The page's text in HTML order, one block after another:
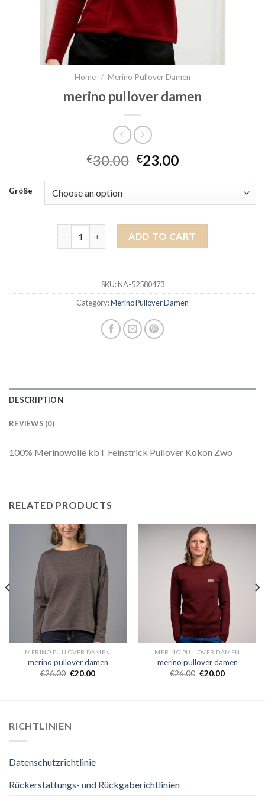
Home / Merino Pullover Damen
merino pullover damen
€30.00 €23.00
Größe
merino pullover damen quantity
ADD TO CART
SKU:NA-52580473
Category:Merino Pullover Damen
DESCRIPTION
REVIEWS (0)
100% Merinowolle kbT Feinstrick Pullover Kokon Zwo
RELATED PRODUCTS
MERINO PULLOVER DAMEN
merino pullover damen
€26.00 €20.00
MERINO PULLOVER DAMEN
merino pullover damen
€26.00 €20.00
RICHTLINIEN
Datenschutzrichtlinie
Rückerstattungs- und Rückgaberichtlinien